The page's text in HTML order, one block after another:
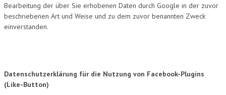
Bearbeitung der über Sie erhobenen Daten durch Google in der zuvor
beschriebenen Art und Weise und zu dem zuvor benannten Zweck
einverstanden.
Datenschutzerklärung für die Nutzung von Facebook-Plugins
(Like-Button)